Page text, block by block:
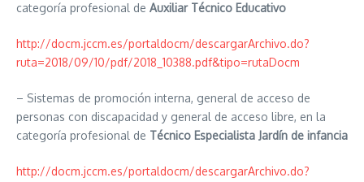
categoría profesional de Auxiliar Técnico Educativo
http://docm.jccm.es/portaldocm/descargarArchivo.do?
ruta=2018/09/10/pdf/2018_10388.pdf&tipo=rutaDocm
– Sistemas de promoción interna, general de acceso de
personas con discapacidad y general de acceso libre, en la
categoría profesional de Técnico Especialista Jardín de infancia
http://docm.jccm.es/portaldocm/descargarArchivo.do?